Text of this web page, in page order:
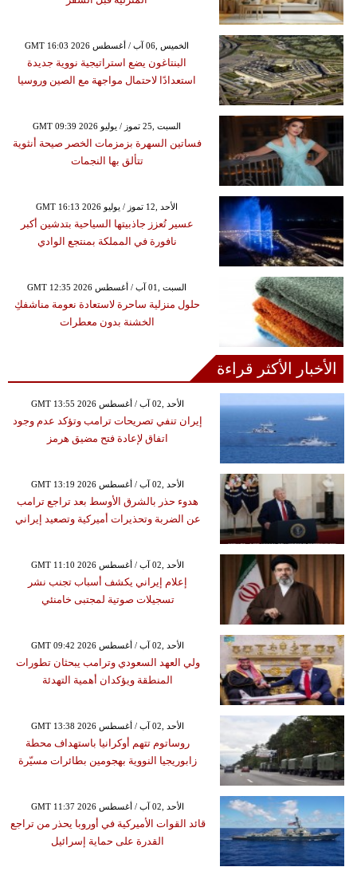
GMT 16:03 2026 الخميس ,06 آب / أغسطس
البنتاغون يضع استراتيجية نووية جديدة
استعدادًا لاحتمال مواجهة مع الصين وروسيا
GMT 09:39 2026 السبت ,25 تموز / يوليو
فساتين السهرة بزمزمات الخصر صيحة أنثوية
تتألق بها النجمات
GMT 16:13 2026 الأحد ,12 تموز / يوليو
عسير تُعزز جاذبيتها السياحية بتدشين أكبر
نافورة في المملكة بمنتجع الوادي
GMT 12:35 2026 السبت ,01 آب / أغسطس
حلول منزلية ساحرة لاستعادة نعومة مناشفكِ
الخشنة بدون معطرات
الأخبار الأكثر قراءة
GMT 13:55 2026 الأحد ,02 آب / أغسطس
إيران تنفي تصريحات ترامب وتؤكد عدم وجود
اتفاق لإعادة فتح مضيق هرمز
GMT 13:19 2026 الأحد ,02 آب / أغسطس
هدوء حذر بالشرق الأوسط بعد تراجع ترامب
عن الضربة وتحذيرات أميركية وتصعيد إيراني
GMT 11:10 2026 الأحد ,02 آب / أغسطس
إعلام إيراني يكشف أسباب تجنب نشر
تسجيلات صوتية لمجتبى خامنئي
GMT 09:42 2026 الأحد ,02 آب / أغسطس
ولي العهد السعودي وترامب يبحثان تطورات
المنطقة ويؤكدان أهمية التهدئة
GMT 13:38 2026 الأحد ,02 آب / أغسطس
روساتوم تتهم أوكرانيا باستهداف محطة
زابوريجيا النووية بهجومين بطائرات مسيّرة
GMT 11:37 2026 الأحد ,02 آب / أغسطس
قائد القوات الأميركية في أوروبا يحذر من تراجع
القدرة على حماية إسرائيل